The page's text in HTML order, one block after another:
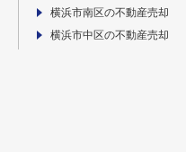
横浜市南区の不動産売却
横浜市中区の不動産売却